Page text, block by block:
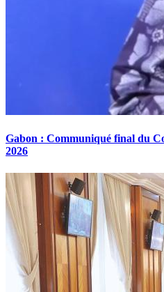
Gabon : Communiqué final du
2026